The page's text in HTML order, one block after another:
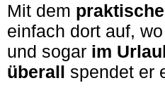
Mit dem
einfach dort auf,
und sogar im
überall spendet er